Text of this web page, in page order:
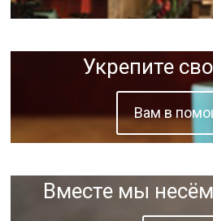
Укрепите
Вам в
Вместе мы